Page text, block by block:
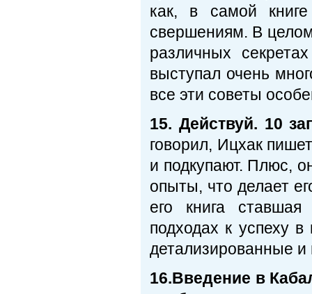
как, в самой
свершениям. В
различных
выступал очень
все эти советы
15. Действуй. 10
говорил, Ицхак
и подкупают. Плюс,
опыты, что делает
его книга
подходах к успеху
детализированные
16.Введение в